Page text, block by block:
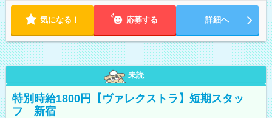
気になる！ 応募する 詳細へ
未読
特別時給1800円【ヴァレクストラ】短期スタッ
フ 新宿